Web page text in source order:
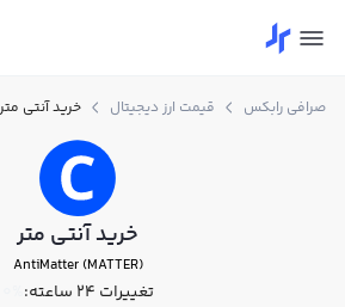
صرافی رابکس قیمت ارز دیجیتال خرید آنتی متر
خرید آنتی متر
AntiMatter (MATTER)
تغییرات ۲۴ ساعته: 0%